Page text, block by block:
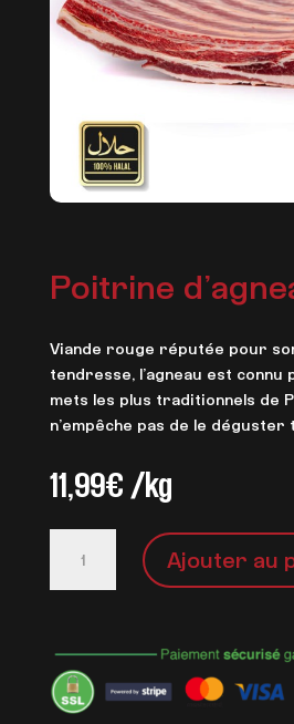
Poitrine
Viande rouge réputée pour
tendresse, l’agneau est connu
mets les plus traditionnels de
n’empêche pas de le déguster
11,99€/kg
Poitrine
Ajouter au